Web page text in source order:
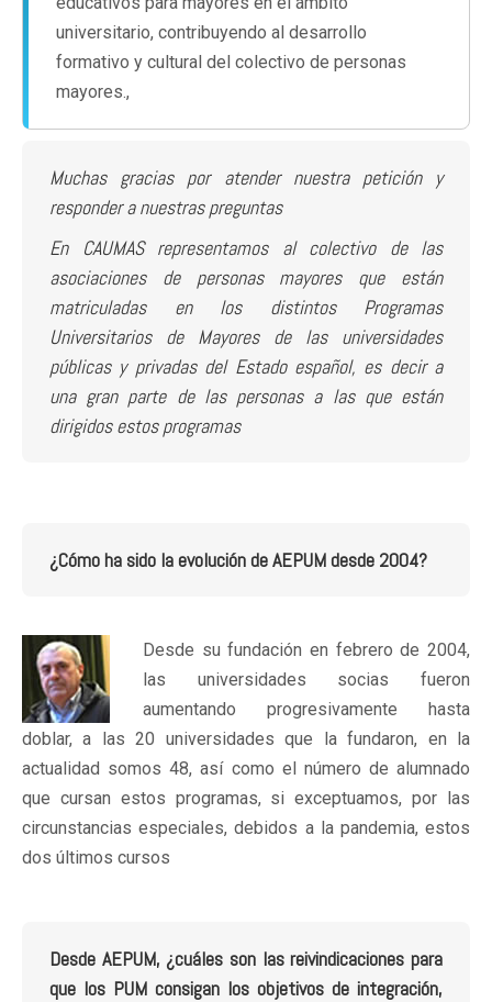
universitario, contribuyendo al desarrollo
formativo y cultural del colectivo de personas
mayores.,
Muchas gracias por atender nuestra petición y
responder a nuestras preguntas
En CAUMAS representamos al colectivo de las
asociaciones de personas mayores que están
matriculadas en los distintos Programas
Universitarios de Mayores de las universidades
públicas y privadas del Estado español, es decir a
una gran parte de las personas a las que están
dirigidos estos programas
¿Cómo ha sido la evolución de AEPUM desde 2004?
Desde su fundación en febrero de 2004,
las universidades socias fueron
aumentando progresivamente hasta
doblar, a las 20 universidades que la fundaron, en la
actualidad somos 48, así como el número de alumnado
que cursan estos programas, si exceptuamos, por las
circunstancias especiales, debidos a la pandemia, estos
dos últimos cursos
Desde AEPUM, ¿cuáles son las reivindicaciones para
que los PUM consigan los objetivos de integración,